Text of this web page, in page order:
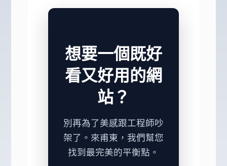
想要一個既好
看又好用的網
站？
別再為了美感跟工程師吵
架了。來甫東，我們幫您
找到最完美的平衡點。